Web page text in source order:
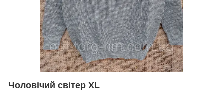
Чоловічий світер XL